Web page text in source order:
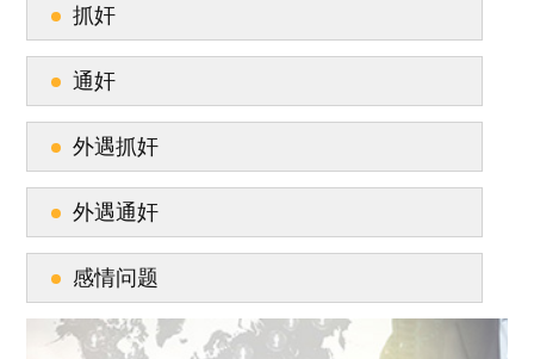
抓奸
通奸
外遇抓奸
外遇通奸
感情问题